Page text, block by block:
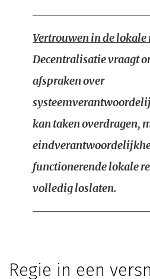
Vertrouwen in de lokale
Decentralisatie vraagt
afspraken over
kan taken overdragen,
functionerende lokale
volledig loslaten.
Regie in een